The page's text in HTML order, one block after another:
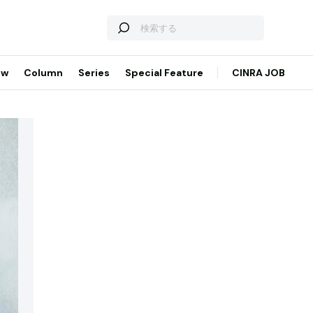
Column Series Special Feature CINRA JOB